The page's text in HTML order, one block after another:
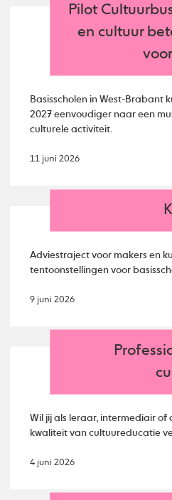
Pilot
en cultuur
Basisscholen in West-Brabant
2027 eenvoudiger naar een
culturele activiteit.
11 juni 2026
Adviestraject voor makers en
tentoonstellingen voor
9 juni 2026
Wil jij als leraar, intermediair of
kwaliteit van cultuureducatie
4 juni 2026